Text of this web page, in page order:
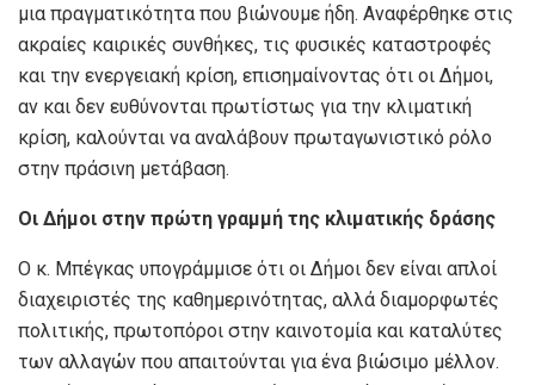
μια πραγματικότητα που βιώνουμε ήδη. Αναφέρθηκε στις
ακραίες καιρικές συνθήκες, τις φυσικές καταστροφές
και την ενεργειακή κρίση, επισημαίνοντας ότι οι Δήμοι,
αν και δεν ευθύνονται πρωτίστως για την κλιματική
κρίση, καλούνται να αναλάβουν πρωταγωνιστικό ρόλο
στην πράσινη μετάβαση.
Οι Δήμοι στην πρώτη γραμμή της κλιματικής δράσης
Ο κ. Μπέγκας υπογράμμισε ότι οι Δήμοι δεν είναι απλοί
διαχειριστές της καθημερινότητας, αλλά διαμορφωτές
πολιτικής, πρωτοπόροι στην καινοτομία και καταλύτες
των αλλαγών που απαιτούνται για ένα βιώσιμο μέλλον.